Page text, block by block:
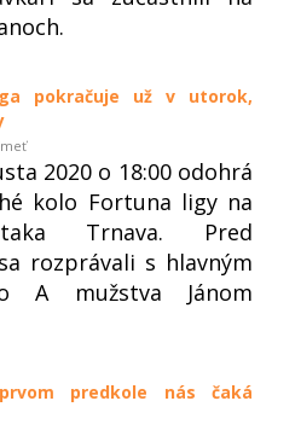
pokračuje už v utorok,
2020 o 18:00 odohrá
kolo Fortuna ligy na
Trnava. Pred
rozprávali s hlavným
A mužstva Jánom
predkole nás čaká